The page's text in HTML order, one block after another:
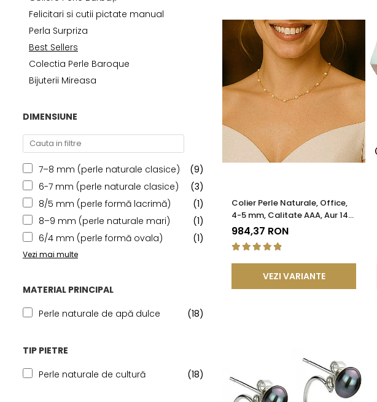
Seturi Perle cu Argint
Brățări cu Perle
Pandantive cu Perle
Brose cu Perle
Felicitari si cutii pictate manual
Perla Surpriza
Best Sellers
Colectia Perle Baroque
Bijuterii Mireasa
DIMENSIUNE
7–8 mm (perle naturale clasice)
(9)
6-7 mm (perle naturale clasice)
(3)
8/5 mm (perle formă lacrimă)
(1)
8–9 mm (perle naturale mari)
(1)
6/4 mm (perle formă ovala)
(1)
Vezi mai multe
MATERIAL PRINCIPAL
Perle naturale de apă dulce
(18)
TIP PIETRE
Perle naturale de cultură
(18)
Colier Perle Naturale, Office,
4-5 mm, Calitate AAA, Aur 14K
| KASKADDA®
984,37 RON
VEZI VARIANTE